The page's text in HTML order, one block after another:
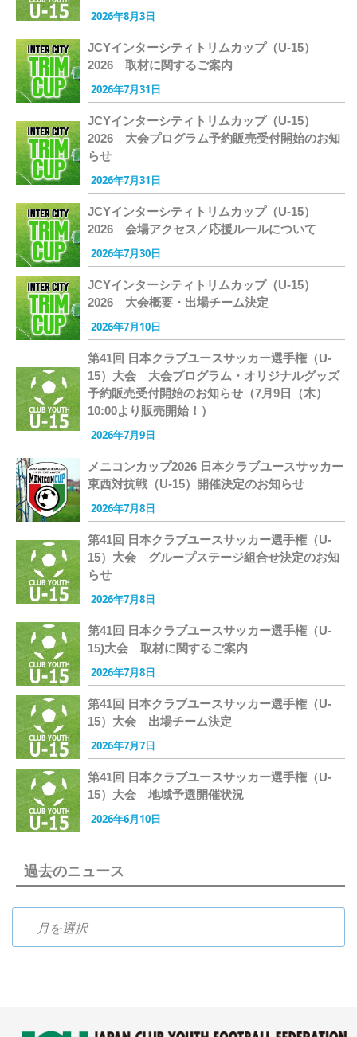
2026年8月3日
JCYインターシティトリムカップ（U-15）
2026 取材に関するご案内
2026年7月31日
JCYインターシティトリムカップ（U-15）
2026 大会プログラム予約販売受付開始のお知
らせ
2026年7月31日
JCYインターシティトリムカップ（U-15）
2026 会場アクセス／応援ルールについて
2026年7月30日
JCYインターシティトリムカップ（U-15）
2026 大会概要・出場チーム決定
2026年7月10日
第41回 日本クラブユースサッカー選手権（U-
15）大会 大会プログラム・オリジナルグッズ
予約販売受付開始のお知らせ（7月9日（木）
10:00より販売開始！）
2026年7月9日
メニコンカップ2026 日本クラブユースサッカー
東西対抗戦（U-15）開催決定のお知らせ
2026年7月8日
第41回 日本クラブユースサッカー選手権（U-
15）大会 グループステージ組合せ決定のお知
らせ
2026年7月8日
第41回 日本クラブユースサッカー選手権（U-
15)大会 取材に関するご案内
2026年7月8日
第41回 日本クラブユースサッカー選手権（U-
15）大会 出場チーム決定
2026年7月7日
第41回 日本クラブユースサッカー選手権（U-
15）大会 地域予選開催状況
2026年6月10日
過去のニュース